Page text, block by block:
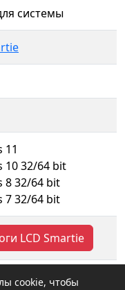
системы
11
10 32/64 bit
8 32/64 bit
7 32/64 bit
LCD Smartie
cookie, чтобы